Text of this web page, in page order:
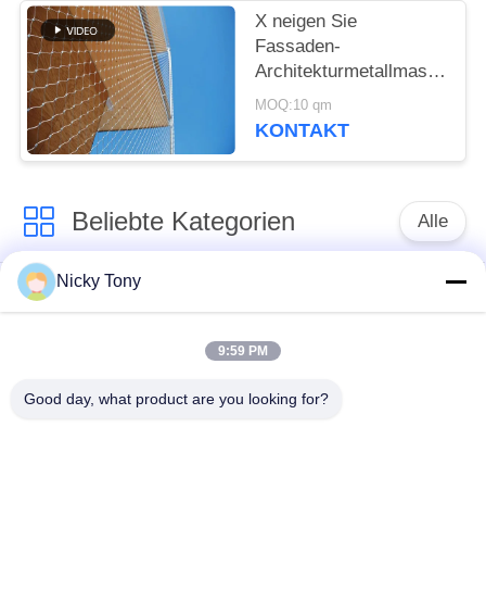
X neigen Sie
Fassaden-
Architekturmetallmaschen-
Edelstahl-Sicherheits-
Umhüllung
MOQ:10 qm
KONTAKT
Beliebte Kategorien Alle
Drahtseil-Masche
Vogelhaus-
Nicky Tony
9:59 PM
Good day, what product are you looking for?